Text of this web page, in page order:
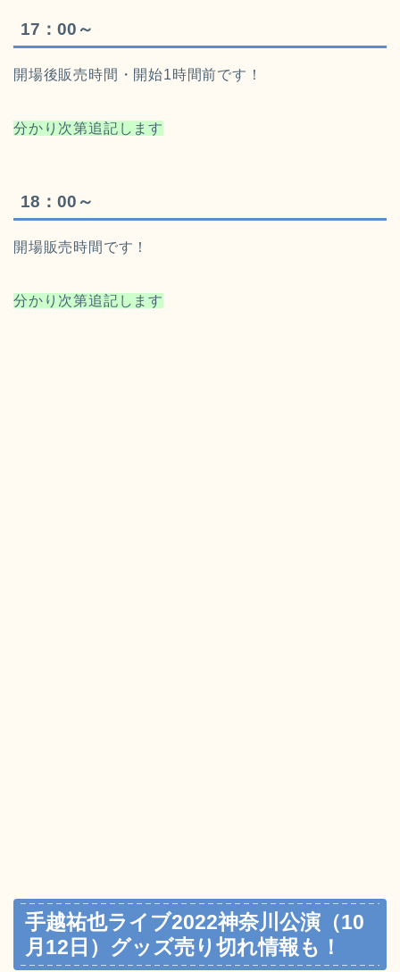
17：00～
開場後販売時間・開始1時間前です！
分かり次第追記します
18：00～
開場販売時間です！
分かり次第追記します
手越祐也ライブ2022神奈川公演（10
月12日）グッズ売り切れ情報も！